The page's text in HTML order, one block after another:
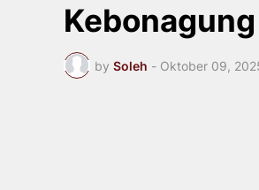
Kebonagung
by Soleh - Oktober 09,